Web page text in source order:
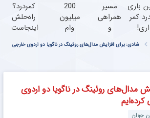
باری
کمر
کن◖
مسیر
همراهی
و
عملکرد
اسنپ
200
میلیون
وام
خرید
طلا و
بدون
ضامن
کمردرد؟
راه‌حلش
اینجاست،
داروخونه
شادی: برای افزایش مدال‌های روئینگ در ناگویا دو اردوی خارجی
مدال‌های روئینگ در ناگویا دو اردوی
جوان